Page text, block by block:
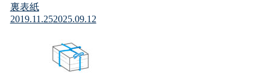
裏表紙
2019.11.252025.09.12